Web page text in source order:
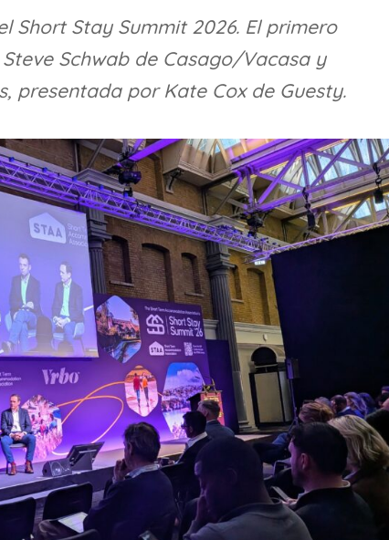
Short Stay Summit 2026. El primero
Schwab de Casago/Vacasa y
presentada por Kate Cox de Guesty.